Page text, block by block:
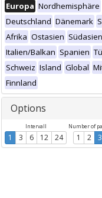
Europa Nordhemisphäre
Deutschland Dänemark
Afrika Ostasien Südasien
Italien/Balkan Spanien
Schweiz Island Global
Finnland
Options
Intervall
1 3 6 12 24
Number of
1 2 3